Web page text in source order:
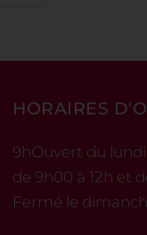
HORAIRES
9hOuvert du
de 9h00 à 12h et
Fermé le